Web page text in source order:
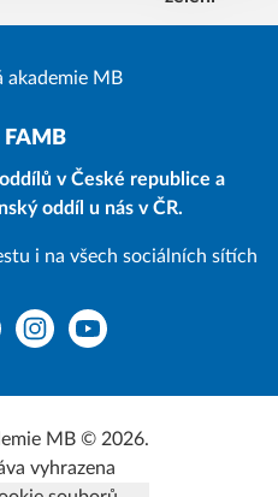
FAMB
v České republice a
oddíl u nás v ČR.
i na všech sociálních sítích
InstagramYouTube
MB © 2026.
vyhrazena